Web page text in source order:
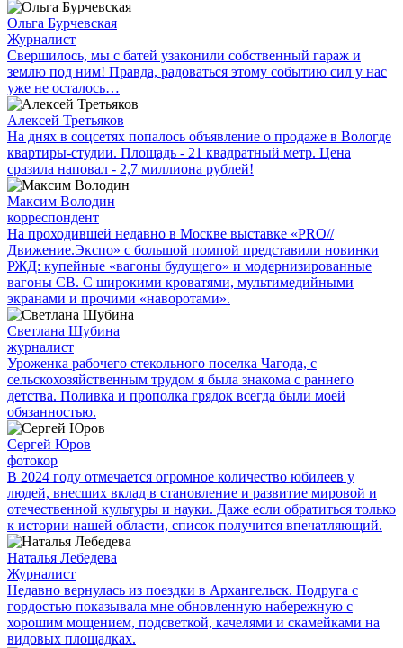
Ольга Бурчевская
Журналист
Свершилось, мы с батей узаконили собственный гараж и
землю под ним! Правда, радоваться этому событию сил у нас
уже не осталось…
Алексей Третьяков
На днях в соцсетях попалось объявление о продаже в Вологде
квартиры-студии. Площадь - 21 квадратный метр. Цена
сразила наповал - 2,7 миллиона рублей!
Максим Володин
корреспондент
На проходившей недавно в Мос­кве выставке «PRO//
Движение.Экспо» с большой помпой представили новинки
РЖД: купейные «вагоны будущего» и модернизированные
вагоны СВ. С широкими кроватями, мультимедийными
экранами и прочими «наворотами».
Светлана Шубина
журналист
Уроженка рабочего стекольного поселка Чагода, с
сельскохозяйственным трудом я была знакома с раннего
детства. Поливка и прополка грядок всегда были моей
обязанностью.
Сергей Юров
фотокор
В 2024 году отмечается огромное количество юбилеев у
людей, внесших вклад в становление и развитие мировой и
отечественной культуры и науки. Даже если обратиться только
к истории нашей области, список получится впечатляющий.
Наталья Лебедева
Журналист
Недавно вернулась из поездки в Архангельск. Подруга с
гордостью показывала мне обновленную набережную с
хорошим мощением, подсветкой, качелями и скамейками на
видовых площадках.